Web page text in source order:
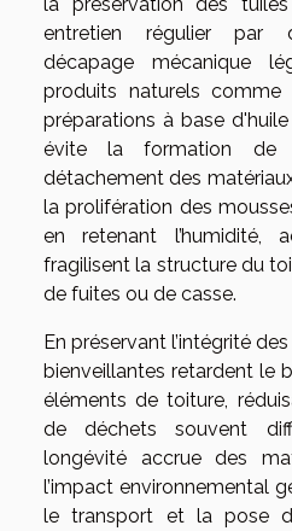
la préservation des
entretien régulier par
décapage mécanique
produits naturels
préparations à base
évite la formation de
détachement des
la prolifération des
en retenant l’humidité,
fragilisent la structure du
de fuites ou de casse.
En préservant l’intégrité
bienveillantes retardent le
éléments de toiture,
de déchets souvent
longévité accrue des
l’impact environnemental
le transport et la pose